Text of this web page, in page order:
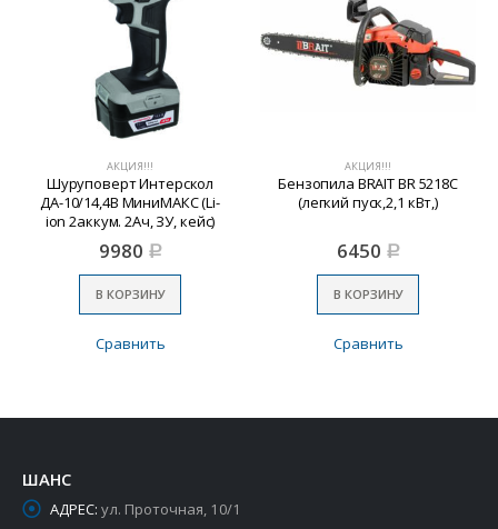
АКЦИЯ!!!
Шуруповерт Интерскол
ДА-10/14,4В МиниМАКС (Li-
ion 2аккум. 2Ач, ЗУ, кейс)
9980 Р
В КОРЗИНУ
Сравнить
АКЦИЯ!!!
Бензопила BRAIT BR 5218C
(легкий пуск,2,1 кВт,)
6450 Р
В КОРЗИНУ
Сравнить
ШАНС
АДРЕС: ул. Проточная, 10/1